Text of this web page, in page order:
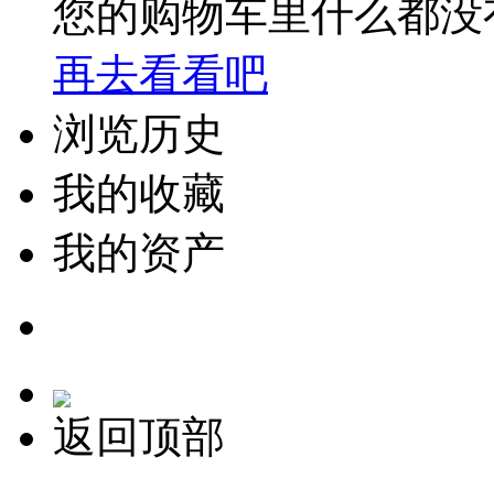
您的购物车里什么都没
再去看看吧
浏览历史
我的收藏
我的资产
返回顶部